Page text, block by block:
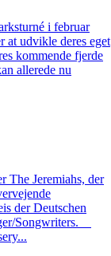
i februar
at udvikle deres eget
kommende fjerde
allerede nu
The Jeremiahs, der
der Deutschen
Songwriters.